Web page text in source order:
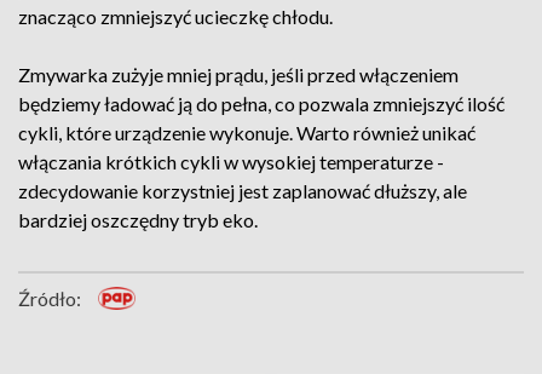
znacząco zmniejszyć ucieczkę chłodu.
Zmywarka zużyje mniej prądu, jeśli przed włączeniem
będziemy ładować ją do pełna, co pozwala zmniejszyć ilość
cykli, które urządzenie wykonuje. Warto również unikać
włączania krótkich cykli w wysokiej temperaturze -
zdecydowanie korzystniej jest zaplanować dłuższy, ale
bardziej oszczędny tryb eko.
Źródło: